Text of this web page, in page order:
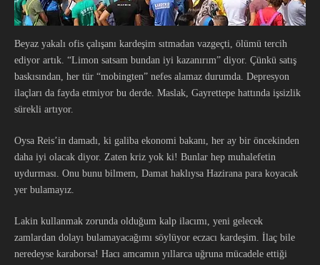
Beyaz yakalı ofis çalışanı kardeşim sıtmadan vazgeçti, ölümü tercih
ediyor artık. “Limon satsam bundan iyi kazanırım” diyor. Çünkü satış
baskısından, her tür “mobingten” nefes alamaz durumda. Depresyon
ilaçları da fayda etmiyor bu derde. Maslak, Gayrettepe hattında işsizlik
sürekli artıyor.
Oysa Reis’in damadı, ki galiba ekonomi bakanı, her ay bir öncekinden
daha iyi olacak diyor. Zaten kriz yok ki! Bunlar hep muhalefetin
uydurması. Onu bunu bilmem, Damat haklıysa Hazirana para koyacak
yer bulamayız.
Lakin kullanmak zorunda olduğum kalp ilacımı, yeni gelecek
zamlardan dolayı bulamayacağımı söylüyor eczacı kardeşim. İlaç bile
neredeyse karaborsa! Hacı amcamın yıllarca uğruna mücadele ettiği